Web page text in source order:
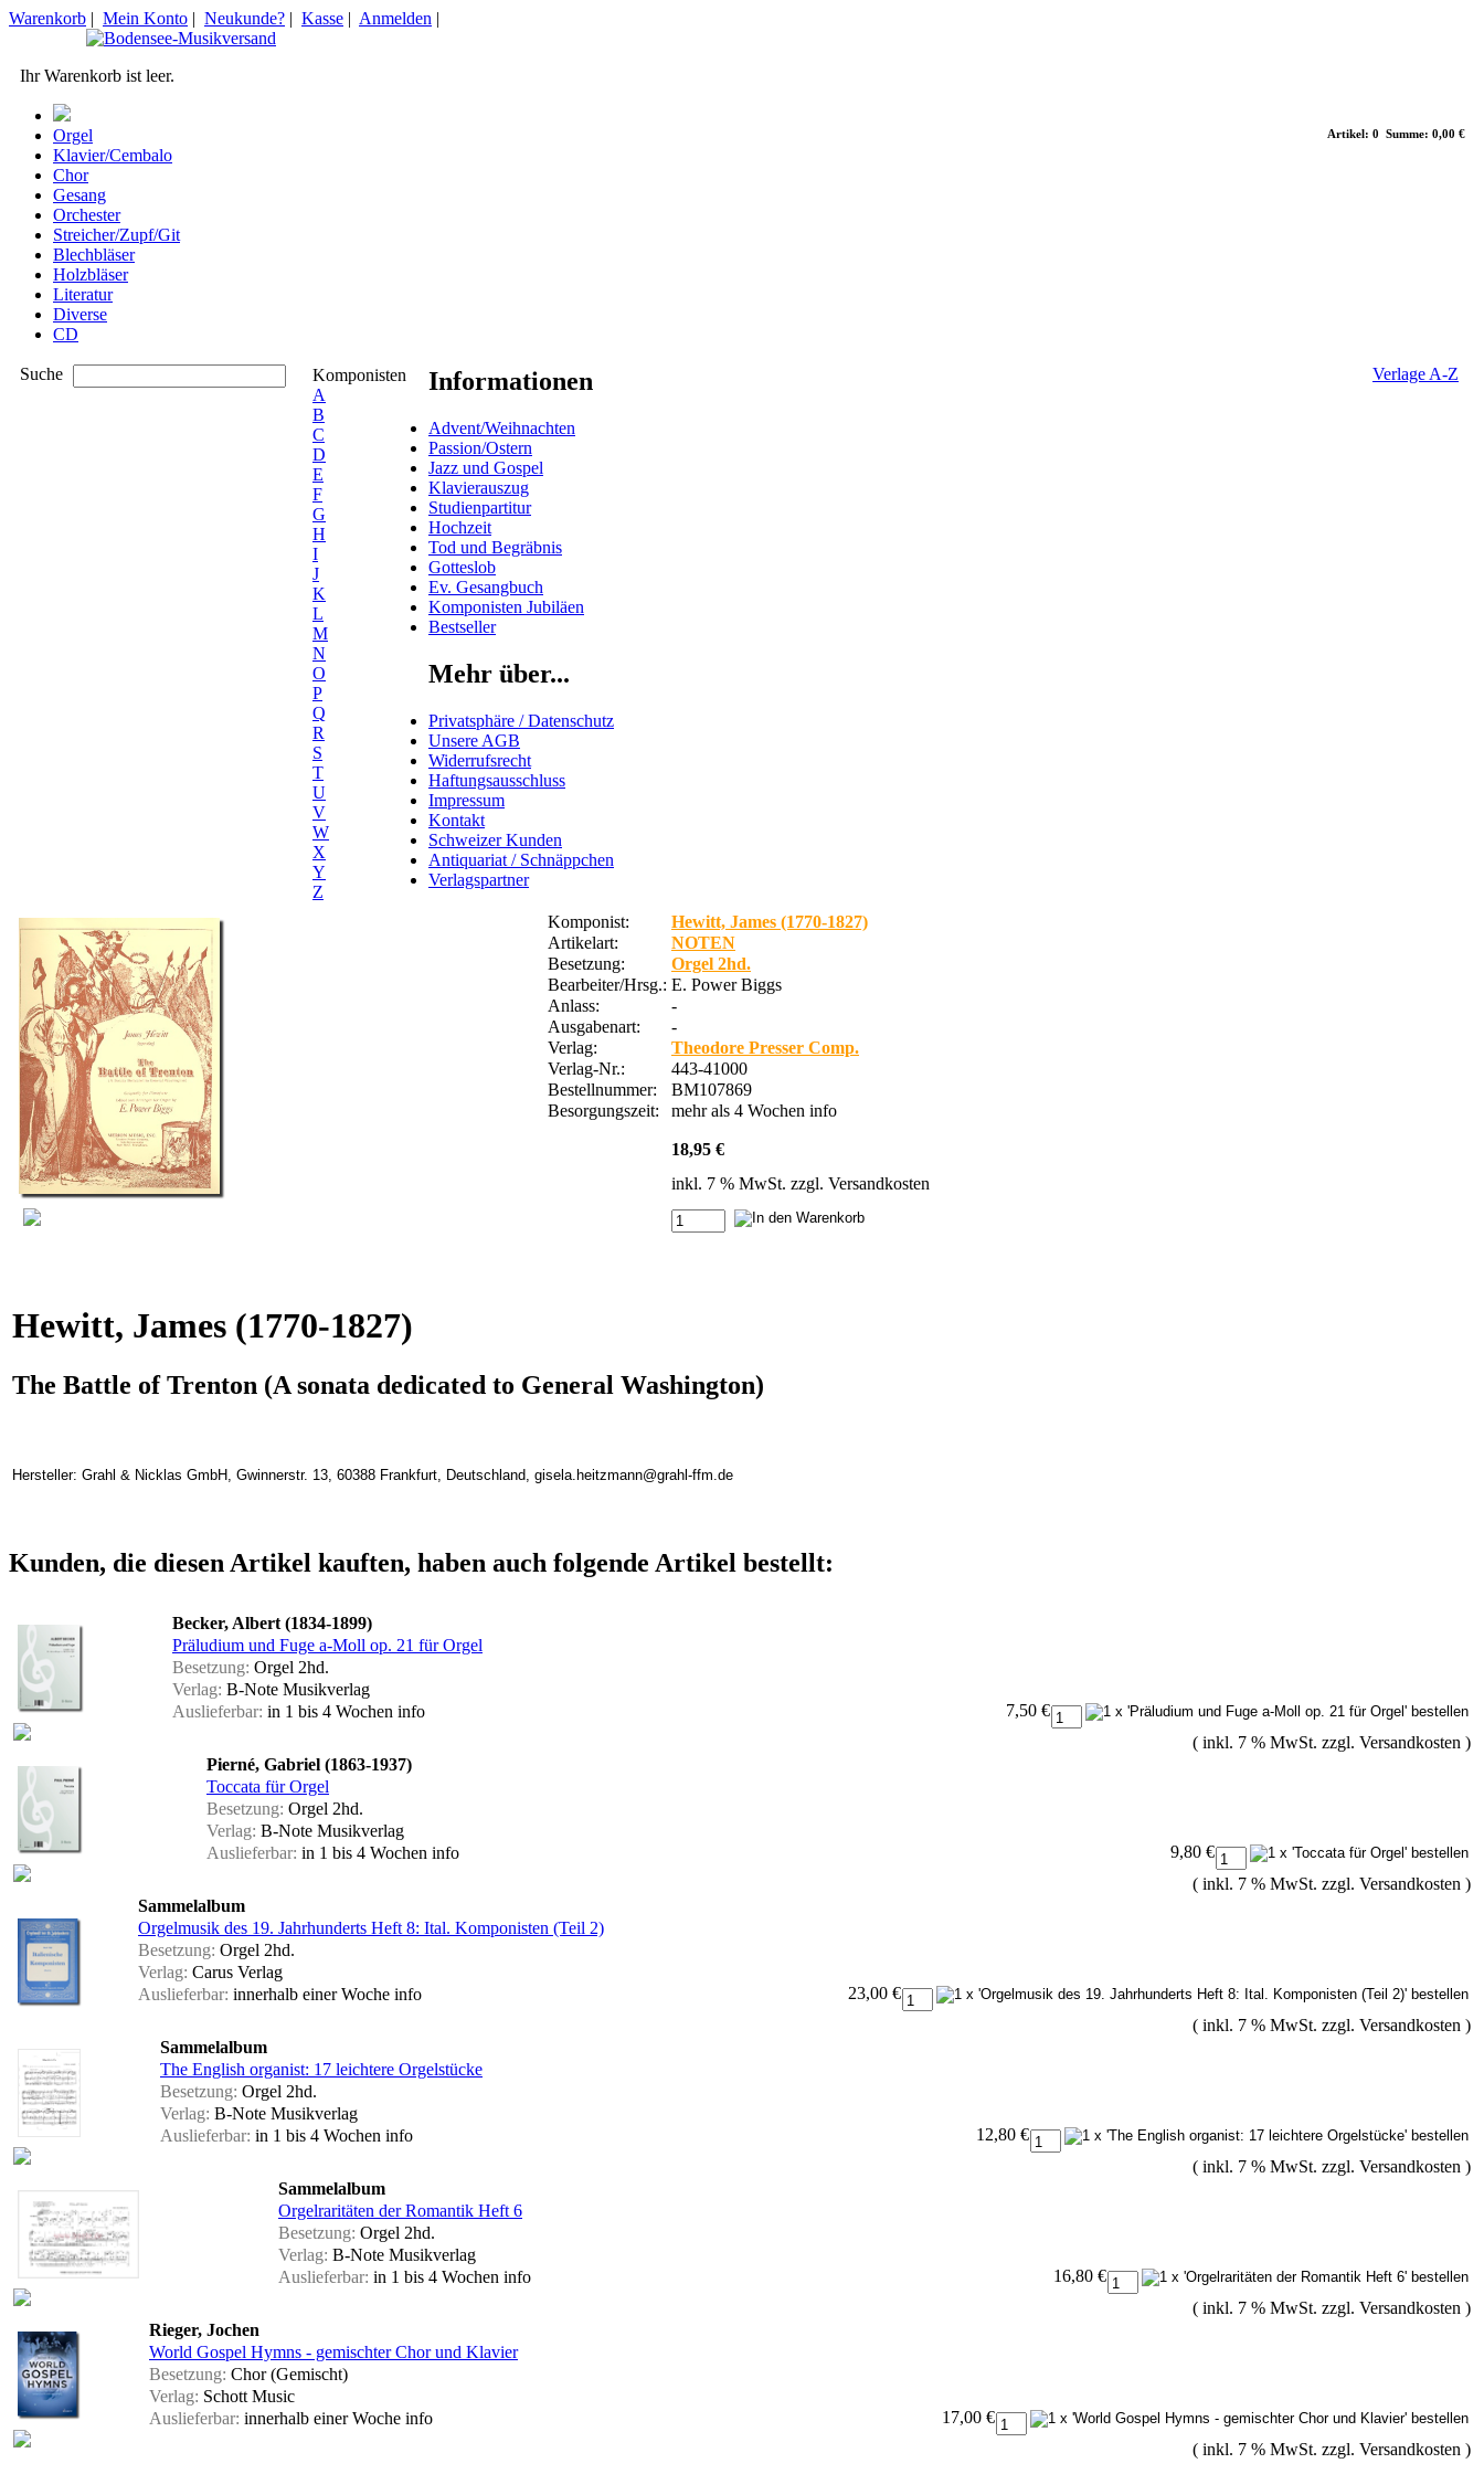
Artikel: 0 Summe: 0,00 €
Warenkorb | Mein Konto | Neukunde? | Kasse | Anmelden |
Ihr Warenkorb ist leer.
Orgel
Klavier/Cembalo
Chor
Gesang
Orchester
Streicher/Zupf/Git
Blechbläser
Holzbläser
Literatur
Diverse
CD
Suche
Komponisten
A
B
C
D
E
F
G
H
I
J
K
L
M
N
O
P
Q
R
S
T
U
V
W
X
Y
Z
Verlage A-Z
Informationen
Advent/Weihnachten
Passion/Ostern
Jazz und Gospel
Klavierauszug
Studienpartitur
Hochzeit
Tod und Begräbnis
Gotteslob
Ev. Gesangbuch
Komponisten Jubiläen
Bestseller
Mehr über...
Privatsphäre / Datenschutz
Unsere AGB
Widerrufsrecht
Haftungsausschluss
Impressum
Kontakt
Schweizer Kunden
Antiquariat / Schnäppchen
Verlagspartner
Komponist:
Hewitt, James (1770-1827)
Artikelart:
NOTEN
Besetzung:
Orgel 2hd.
Bearbeiter/Hrsg.: E. Power Biggs
Anlass:
-
Ausgabenart:
-
Verlag:
Theodore Presser Comp.
Verlag-Nr.:
443-41000
Bestellnummer:
BM107869
Besorgungszeit:
mehr als 4 Wochen info
18,95 €
inkl. 7 % MwSt. zzgl. Versandkosten
Hewitt, James (1770-1827)
The Battle of Trenton (A sonata dedicated to General Washington)
Hersteller: Grahl & Nicklas GmbH, Gwinnerstr. 13, 60388 Frankfurt, Deutschland, gisela.heitzmann@grahl-ffm.de
Kunden, die diesen Artikel kauften, haben auch folgende Artikel bestellt:
Becker, Albert (1834-1899)
Präludium und Fuge a-Moll op. 21 für Orgel
Besetzung: Orgel 2hd.
Verlag: B-Note Musikverlag
Auslieferbar: in 1 bis 4 Wochen info
7,50 €
( inkl. 7 % MwSt. zzgl. Versandkosten )
Pierné, Gabriel (1863-1937)
Toccata für Orgel
Besetzung: Orgel 2hd.
Verlag: B-Note Musikverlag
Auslieferbar: in 1 bis 4 Wochen info
9,80 €
( inkl. 7 % MwSt. zzgl. Versandkosten )
Sammelalbum
Orgelmusik des 19. Jahrhunderts Heft 8: Ital. Komponisten (Teil 2)
Besetzung: Orgel 2hd.
Verlag: Carus Verlag
Auslieferbar: innerhalb einer Woche info
23,00 €
( inkl. 7 % MwSt. zzgl. Versandkosten )
Sammelalbum
The English organist: 17 leichtere Orgelstücke
Besetzung: Orgel 2hd.
Verlag: B-Note Musikverlag
Auslieferbar: in 1 bis 4 Wochen info
12,80 €
( inkl. 7 % MwSt. zzgl. Versandkosten )
Sammelalbum
Orgelraritäten der Romantik Heft 6
Besetzung: Orgel 2hd.
Verlag: B-Note Musikverlag
Auslieferbar: in 1 bis 4 Wochen info
16,80 €
( inkl. 7 % MwSt. zzgl. Versandkosten )
Rieger, Jochen
World Gospel Hymns - gemischter Chor und Klavier
Besetzung: Chor (Gemischt)
Verlag: Schott Music
Auslieferbar: innerhalb einer Woche info
17,00 €
( inkl. 7 % MwSt. zzgl. Versandkosten )